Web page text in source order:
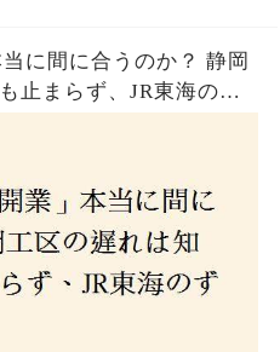
に間に合うのか？ 静岡
止まらず、JR東海のず